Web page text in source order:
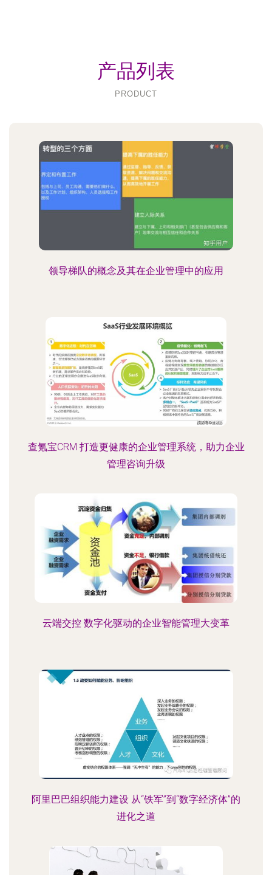
产品列表
PRODUCT
领导梯队的概念及其在企业管理中的应用
查氪宝CRM 打造更健康的企业管理系统，助力企业
管理咨询升级
云端交控 数字化驱动的企业智能管理大变革
阿里巴巴组织能力建设 从“铁军”到“数字经济体”的
进化之道